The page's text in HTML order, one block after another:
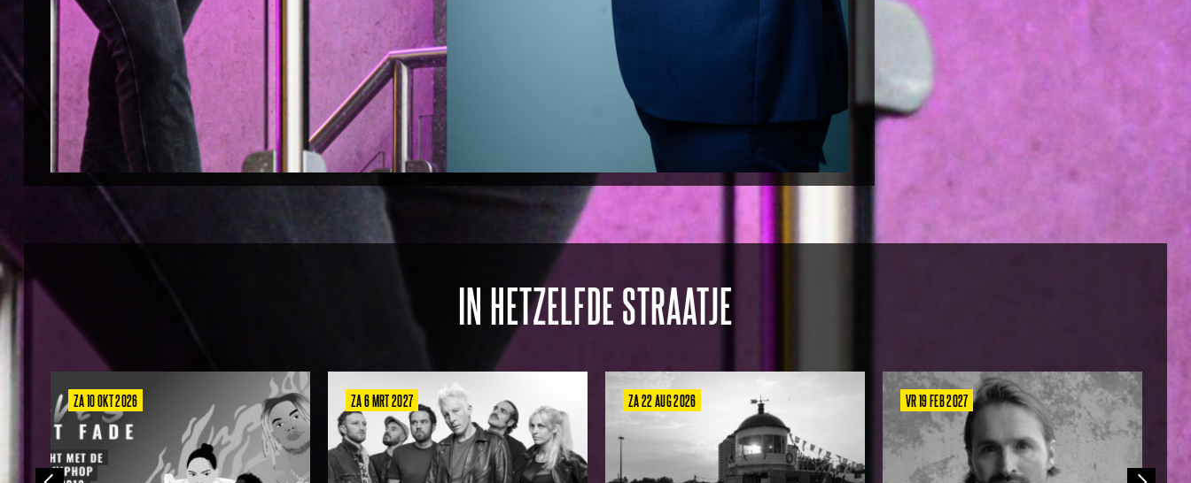
IN HETZELFDE STRAATJE
ZA 10 OKT 2026 ZA 6 MRT 2027 ZA 22 AUG 2026 VR 19 FEB 2027